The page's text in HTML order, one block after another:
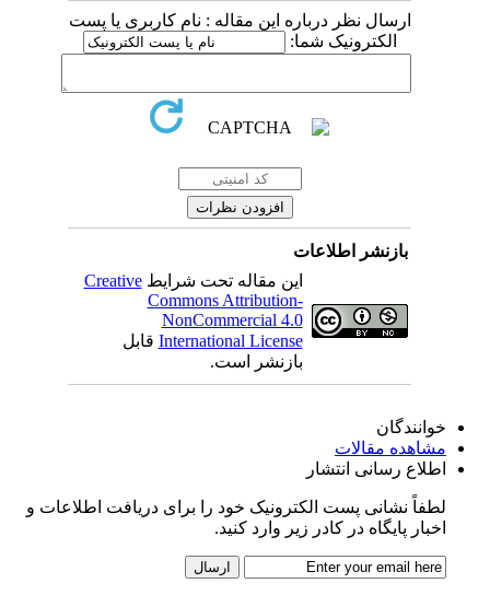
ارسال نظر درباره این مقاله : نام کاربری یا پست
الکترونیک شما:
بازنشر اطلاعات
این مقاله تحت شرایطCreative
Commons Attribution-
NonCommercial 4.0
International Licenseقابل
بازنشر است.
خوانندگان
مشاهده مقالات
اطلاع رسانی انتشار
لطفاً نشانی پست الکترونیک خود را برای دریافت اطلاعات و
اخبار پایگاه در کادر زیر وارد کنید.